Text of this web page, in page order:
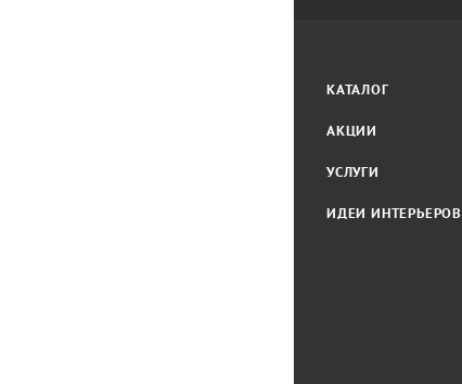
КАТАЛОГ
АКЦИИ
УСЛУГИ
ИДЕИ ИНТЕРЬЕРОВ